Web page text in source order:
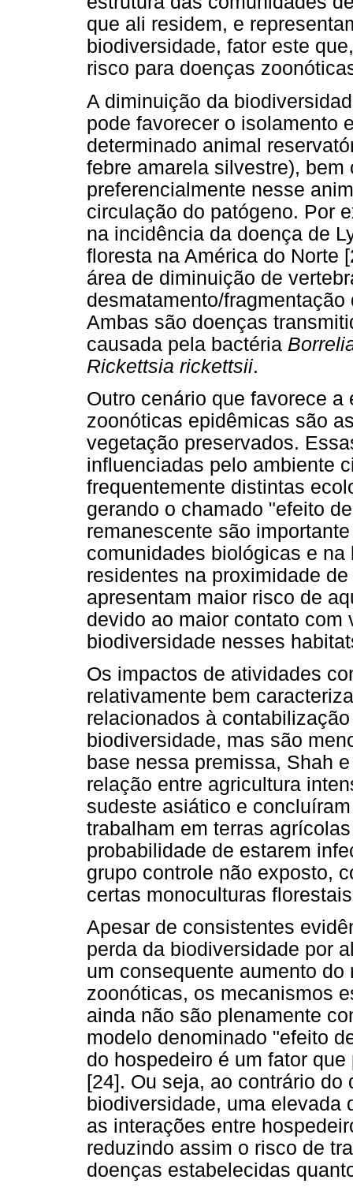
que ali residem, e
biodiversidade, fator este
risco para doenças
A diminuição da
pode favorecer o isolamento
determinado animal
febre amarela silvestre),
preferencialmente nesse
circulação do patógeno. Por
na incidência da doença de
floresta na América do Norte
área de diminuição de
desmatamento/
Ambas são doenças
causada pela bactéria
Rickettsia rickettsii.
Outro cenário que favorece
zoonóticas epidêmicas são
vegetação preservados.
influenciadas pelo ambiente
frequentemente distintas
gerando o chamado "efeito
remanescente são
comunidades biológicas e
residentes na proximidade
apresentam maior risco de
devido ao maior contato com
biodiversidade nesses
Os impactos de atividades
relativamente bem
relacionados à
biodiversidade, mas são
base nessa premissa, Shah
relação entre agricultura
sudeste asiático e
trabalham em terras
probabilidade de estarem
grupo controle não exposto,
certas monoculturas
Apesar de consistentes
perda da biodiversidade por
um consequente aumento
zoonóticas, os mecanismos
ainda não são plenamente
modelo denominado "efeito
do hospedeiro é um fator
[24]. Ou seja, ao contrário
biodiversidade, uma elevada
as interações entre
reduzindo assim o risco de
doenças estabelecidas